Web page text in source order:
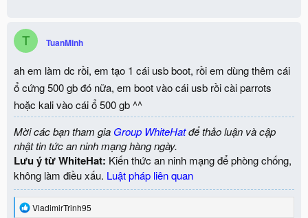
T TuanMinh
ah em làm dc rồi, em tạo 1 cái usb boot, rồi em dùng thêm cái
ổ cứng 500 gb đó nữa, em boot vào cái usb rồi cài parrots
hoặc kali vào cái ổ 500 gb ^^
Mời các bạn tham gia Group WhiteHatđể thảo luận và cập
nhật tin tức an ninh mạng hàng ngày.
Lưu ý từ WhiteHat: Kiến thức an ninh mạng để phòng chống,
không làm điều xấu. Luật pháp liên quan
R
VladimirTrinh95